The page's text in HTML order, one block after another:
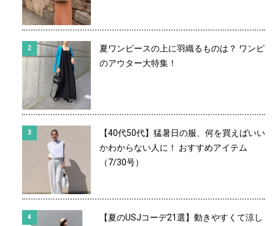
夏ワンピースの上に羽織るものは？ ワンピ
のアウター大特集！
【40代50代】猛暑日の服、何を買えばいい
かわからない人に！ おすすめアイテム
（7/30号）
【夏のUSJコーデ21選】動きやすくて涼し